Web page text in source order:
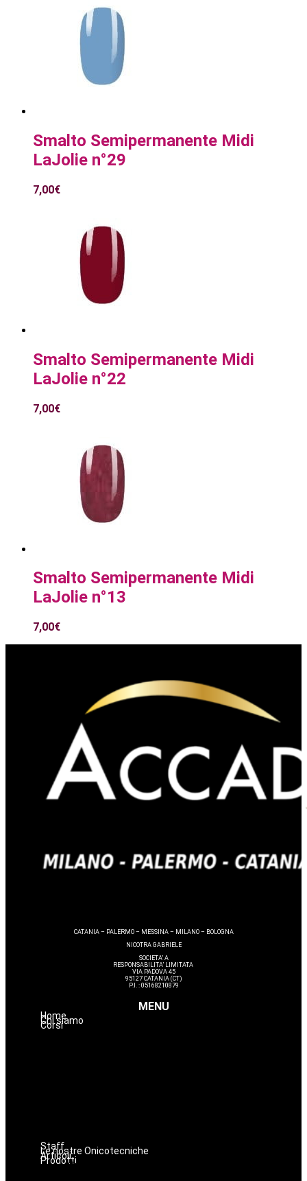
Smalto Semipermanente Midi
LaJolie n°29
7,00€
Smalto Semipermanente Midi
LaJolie n°22
7,00€
Smalto Semipermanente Midi
LaJolie n°13
7,00€
CATANIA – PALERMO – MESSINA – MILANO – BOLOGNA
NICOTRA GABRIELE
SOCIETA’ A
RESPONSABILITA’ LIMITATA
VIA PADOVA 45
95127 CATANIA (CT)
P.I. : 05168210879
MENU
Home
Chi siamo
Corsi
Staff
Le nostre Onicotecniche
Articoli
ProdottiOniconails